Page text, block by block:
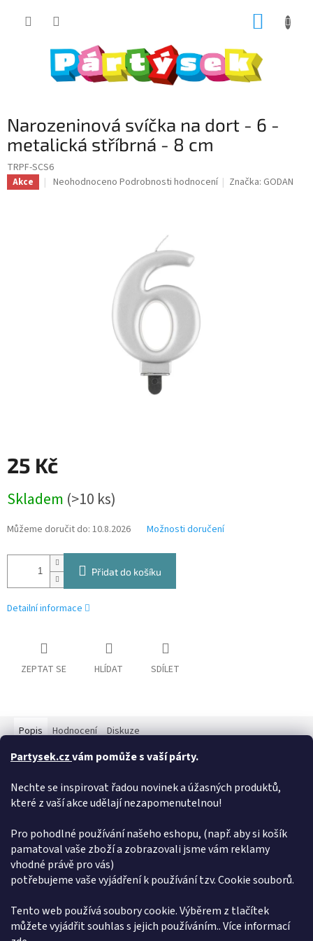
Partysek.czvám pomůže s vaší párty.
Nechte se inspirovat řadou novinek a úžasných produktů,
které z vaší akce udělají nezapomenutelnou!
Pro pohodlné používání našeho eshopu, (např. aby si košík
pamatoval vaše zboží a zobrazovali jsme vám reklamy
vhodné právě pro vás)
potřebujeme vaše vyjádření k používání tzv. Cookie souborů.
Tento web používá soubory cookie. Výběrem z tlačítek
můžete vyjádřit souhlas s jejich používáním.. Více informací
Narozeninová svíčka na dort - 6 -
metalická stříbrná - 8 cm
TRPF-SCS6
Akce
Průměrné
Neohodnoceno Podrobnosti hodnocení Značka: GODAN
25 Kč
cena:
Skladem (>10 ks)
Můžeme doručit do: 10.8.2026 Možnosti doručení
Přidat do košíku
Detailní informace
ZEPTAT SE HLÍDAT SDÍLET
Popis Hodnocení Diskuze
Detailní popis produktu
Elegantní stříbrná svíčka ve tvaru čísla 6, nesmí chybět na
žádném narozeninovém dortu. Svíčka je opatřena plastovým
svíčky je 8 cm.
Doplňkové parametry
Kategorie: Svíčky